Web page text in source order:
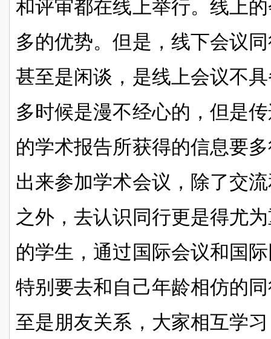
和评审都在线上举行。线上
多的优势。但是，线下会议
甚至是闲谈，是线上会议不
多时候是漫不经心的，但是
的学术报告所获得的信息要
出来参加学术会议，除了交
之外，去认识同行更是得尤
的学生，通过国际会议和国
特别要去和自己年龄相仿的
至是朋友关系，大家相互学